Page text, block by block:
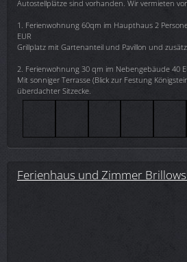
Autostellplätze sind vorhanden. Wir vermieten
1. Ferienwohnung 60qm im Haupthaus 2
EUR
Grillplatz mit Gartenanteil und Pavillon und
2. Ferienwohnung 30 qm im Nebengebäude 40
Mit sonniger Terrasse (Blick zur Festung
überdachter Sitzecke.
Ferienhaus und Zimmer